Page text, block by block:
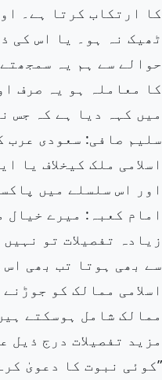
کا ارتکاب کرتا ہے۔
ٹھیک نہ ہو۔ یا اس کی
حوالے سے ہم یہ
کا معاملہ ہو یہ صرف
میں کہہ دیا ہے کہ جس
سلیم صافی: سعودی عرب
اسلامی ملک کیخلاف یا
اور اس سلسلے میں
امام کعبہ: میرے خیال
زیادہ تفصیلات تو
سے بھی ہوتا تب بھی
اسلامی ممالک کو
ممالک شامل ہوسکتے
مزید تفصیلات درج ذیل
”کوئی نبوت کا دعویٰ